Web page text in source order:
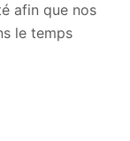
afin que nos
le temps